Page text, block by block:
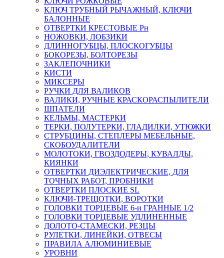
КЛЮЧ ТРУБНЫЙ РЫЧАЖНЫЙ, КЛЮЧИ
БАЛОННЫЕ
ОТВЕРТКИ КРЕСТОВЫЕ Рн
НОЖОВКИ, ЛОБЗИКИ
ДЛИННОГУБЦЫ, ПЛОСКОГУБЦЫ
БОКОРЕЗЫ, БОЛТОРЕЗЫ
ЗАКЛЕПОЧНИКИ
КИСТИ
МИКСЕРЫ
РУЧКИ ДЛЯ ВАЛИКОВ
ВАЛИКИ, РУЧНЫЕ КРАСКОРАСПЫЛИТЕЛИ
ШПАТЕЛИ
КЕЛЬМЫ, МАСТЕРКИ
ТЕРКИ, ПОЛУТЕРКИ, ГЛАДИЛКИ, УТЮЖКИ
СТРУБЦИНЫ, СТЕПЛЕРЫ МЕБЕЛЬНЫЕ,
СКОБОУДАЛИТЕЛИ
МОЛОТОКИ, ГВОЗДОДЕРЫ, КУВАЛДЫ,
КИЯНКИ
ОТВЕРТКИ ДИЭЛЕКТРИЧЕСКИЕ, ДЛЯ
ТОЧНЫХ РАБОТ, ПРОБНИКИ
ОТВЕРТКИ ПЛОСКИЕ SL
КЛЮЧИ-ТРЕЩОТКИ, ВОРОТКИ
ГОЛОВКИ ТОРЦЕВЫЕ 6-и ГРАННЫЕ 1/2
ГОЛОВКИ ТОРЦЕВЫЕ УДЛИНЕННЫЕ
ДОЛОТО-СТАМЕСКИ, РЕЗЦЫ
РУЛЕТКИ, ЛИНЕЙКИ, ОТВЕСЫ
ПРАВИЛА АЛЮМИНИЕВЫЕ
УРОВНИ